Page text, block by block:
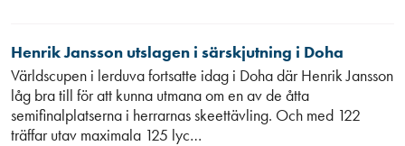
Henrik Jansson utslagen i särskjutning i Doha
Världscupen i lerduva fortsatte idag i Doha där Henrik Jansson
låg bra till för att kunna utmana om en av de åtta
semifinalplatserna i herrarnas skeettävling. Och med 122
träffar utav maximala 125 lyc…